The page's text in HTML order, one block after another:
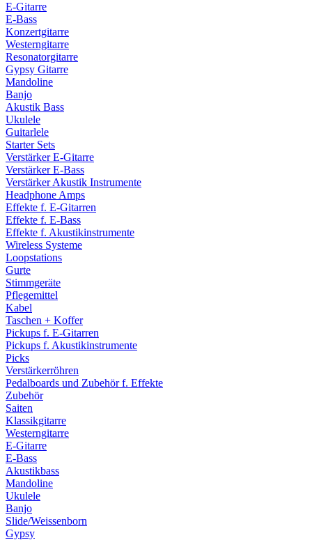
E-Gitarre
E-Bass
Konzertgitarre
Westerngitarre
Resonatorgitarre
Gypsy Gitarre
Mandoline
Banjo
Akustik Bass
Ukulele
Guitarlele
Starter Sets
Verstärker E-Gitarre
Verstärker E-Bass
Verstärker Akustik Instrumente
Headphone Amps
Effekte f. E-Gitarren
Effekte f. E-Bass
Effekte f. Akustikinstrumente
Wireless Systeme
Loopstations
Gurte
Stimmgeräte
Pflegemittel
Kabel
Taschen + Koffer
Pickups f. E-Gitarren
Pickups f. Akustikinstrumente
Picks
Verstärkerröhren
Pedalboards und Zubehör f. Effekte
Zubehör
Saiten
Klassikgitarre
Westerngitarre
E-Gitarre
E-Bass
Akustikbass
Mandoline
Ukulele
Banjo
Slide/Weissenborn
Gypsy